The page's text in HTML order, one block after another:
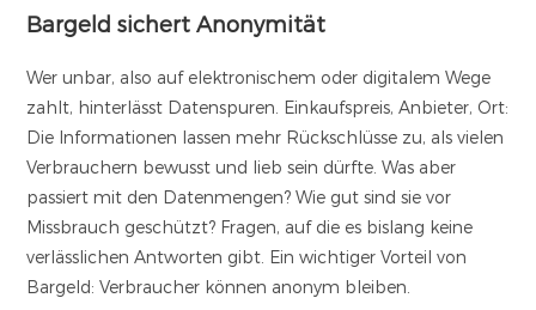
Bargeld sichert Anonymität
Wer unbar, also auf elektronischem oder digitalem Wege
zahlt, hinterlässt Datenspuren. Einkaufspreis, Anbieter, Ort:
Die Informationen lassen mehr Rückschlüsse zu, als vielen
Verbrauchern bewusst und lieb sein dürfte. Was aber
passiert mit den Datenmengen? Wie gut sind sie vor
Missbrauch geschützt? Fragen, auf die es bislang keine
verlässlichen Antworten gibt. Ein wichtiger Vorteil von
Bargeld: Verbraucher können anonym bleiben.